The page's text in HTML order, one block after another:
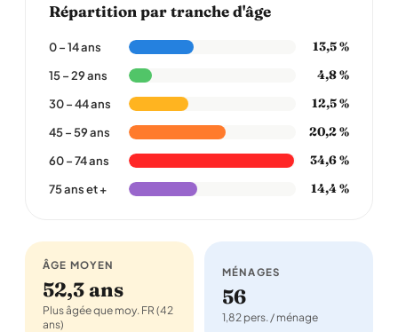
Répartition par tranche d'âge
0 – 14 ans 13,5 %
15 – 29 ans 4,8 %
30 – 44 ans 12,5 %
45 – 59 ans 20,2 %
60 – 74 ans 34,6 %
75 ans et + 14,4 %
ÂGE MOYEN
52,3 ans
Plus âgée que moy. FR (42
ans)
MÉNAGES
56
1,82 pers. / ménage